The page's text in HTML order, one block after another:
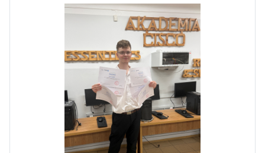
Dni Otwarte w „Staszicu” za
Informatycy zapraszają do
Staszica w Iłży!